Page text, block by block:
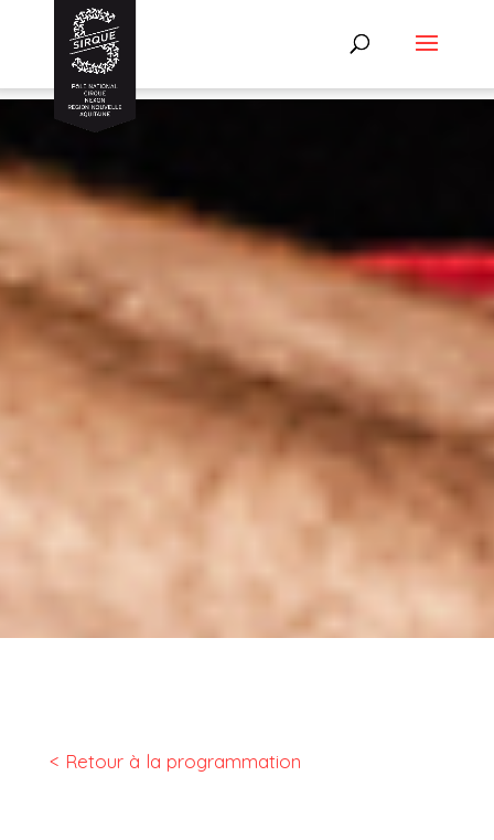
< Retour à la programmation